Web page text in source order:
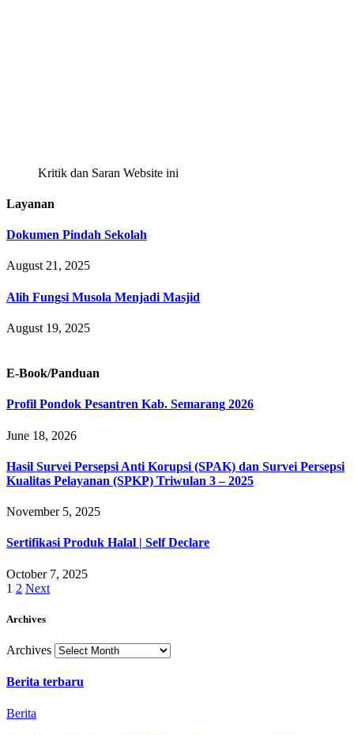
Kritik dan Saran Website ini
Layanan
Dokumen Pindah Sekolah
August 21, 2025
Alih Fungsi Musola Menjadi Masjid
August 19, 2025
E-Book/Panduan
Profil Pondok Pesantren Kab. Semarang 2026
June 18, 2026
Hasil Survei Persepsi Anti Korupsi (SPAK) dan Survei Persepsi
Kualitas Pelayanan (SPKP) Triwulan 3 – 2025
November 5, 2025
Sertifikasi Produk Halal | Self Declare
October 7, 2025
1 2 Next
Archives
Archives
Berita terbaru
Berita